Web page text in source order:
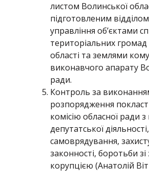
листом Волинської
підготовленим
управління об’єктами
територіальних громад
області та землями
виконавчого апарату
ради.
Контроль за
розпорядження
комісію обласної ради
депутатської
самоврядування,
законності, боротьби
корупцією (Анатолій